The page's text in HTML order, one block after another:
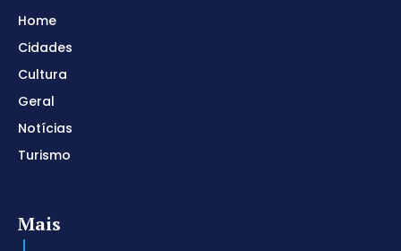
Home
Cidades
Cultura
Geral
Notícias
Turismo
Mais